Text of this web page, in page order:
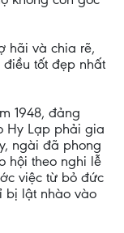
hãi và chia rẽ,
tốt đẹp nhất
1948, đảng
Hy Lạp phải gia
ngài đã phong
hội theo nghi lễ
việc từ bỏ đức
bị lật nhào vào